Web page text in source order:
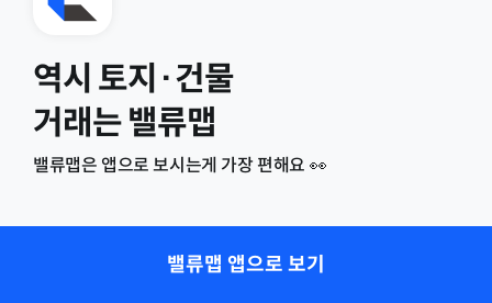
역시 토지·건물
거래는 밸류맵
밸류맵은 앱으로 보시는게 가장 편해요 👀
밸류맵 앱으로 보기